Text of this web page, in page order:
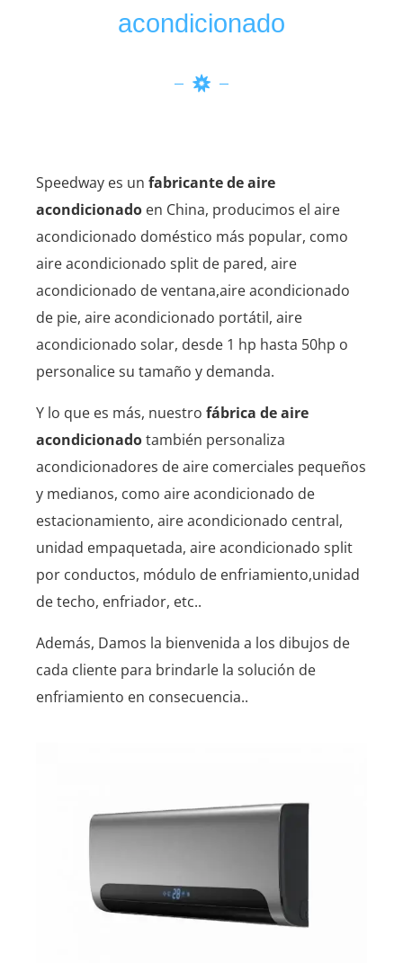
acondicionado
Speedway es un fabricante de aire
acondicionado en China, producimos el aire
acondicionado doméstico más popular, como
aire acondicionado split de pared, aire
acondicionado de ventana,aire acondicionado
de pie, aire acondicionado portátil, aire
acondicionado solar, desde 1 hp hasta 50hp o
personalice su tamaño y demanda.
Y lo que es más, nuestro fábrica de aire
acondicionadotambién personaliza
acondicionadores de aire comerciales pequeños
y medianos, como aire acondicionado de
estacionamiento, aire acondicionado central,
unidad empaquetada, aire acondicionado split
por conductos, módulo de enfriamiento,unidad
de techo, enfriador, etc..
Además, Damos la bienvenida a los dibujos de
cada cliente para brindarle la solución de
enfriamiento en consecuencia..